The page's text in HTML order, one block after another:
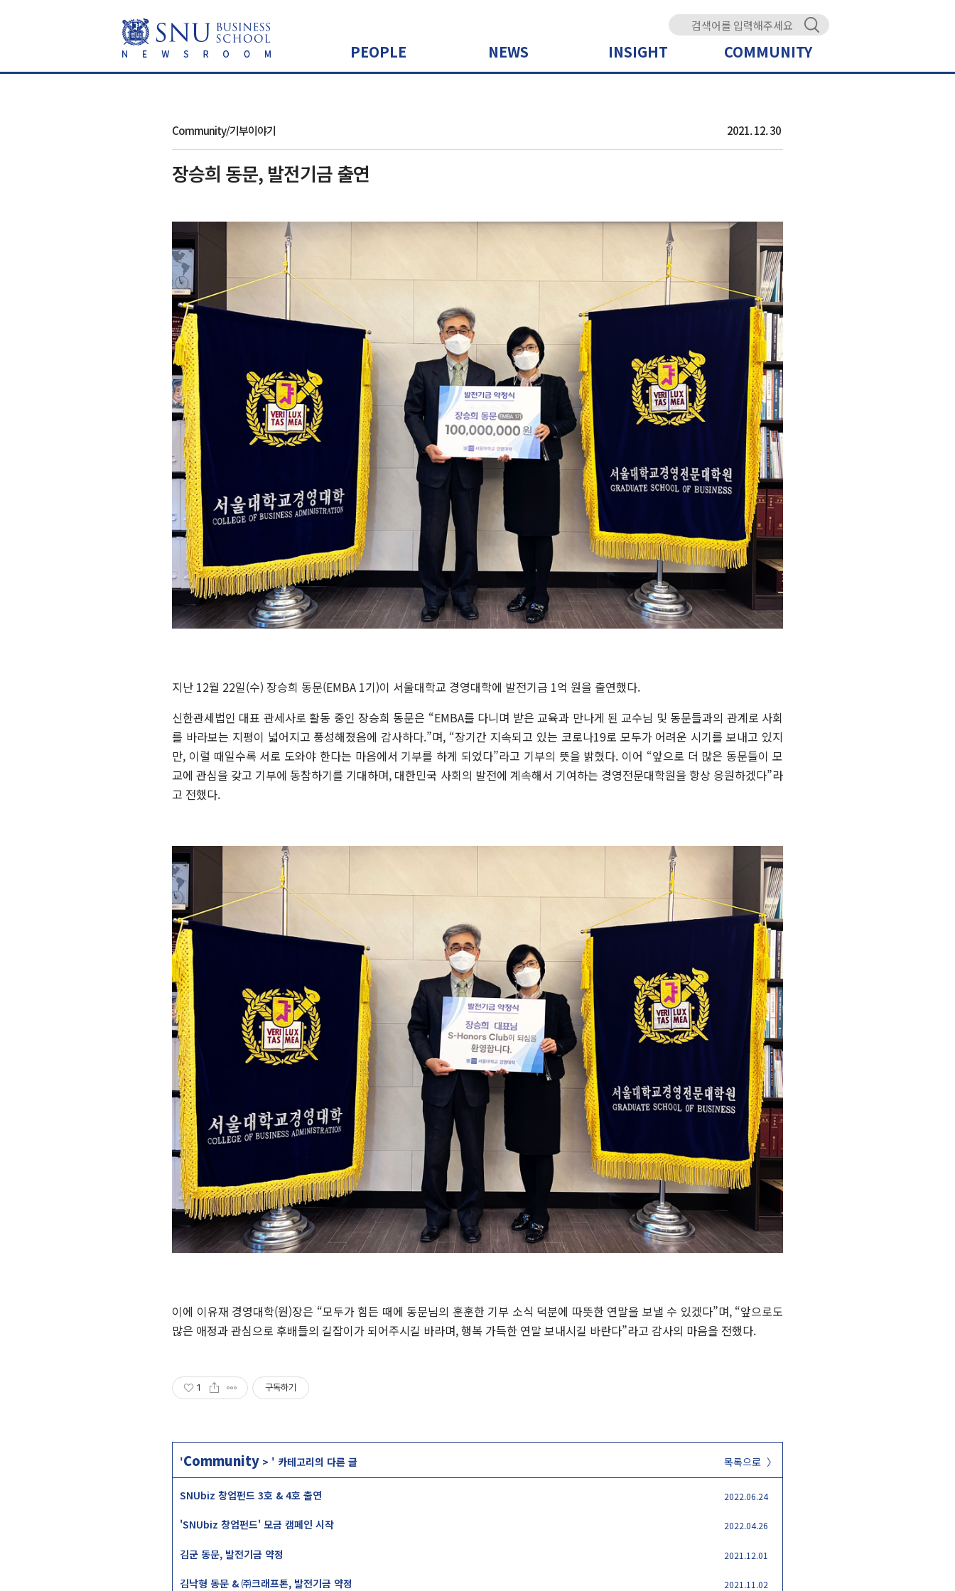
PEOPLE NEWS INSIGHT COMMUNITY
Community/기부이야기 2021. 12. 30
장승희 동문, 발전기금 출연
지난 12월 22일(수) 장승희 동문(EMBA 1기)이 서울대학교 경영대학에 발전기금 1억 원을 출연했다.
신한관세법인 대표 관세사로 활동 중인 장승희 동문은 “EMBA를 다니며 받은 교육과 만나게 된 교수님 및 동문들과의 관계로 사회
를 바라보는 지평이 넓어지고 풍성해졌음에 감사하다.”며, “장기간 지속되고 있는 코로나19로 모두가 어려운 시기를 보내고 있지
만, 이럴 때일수록 서로 도와야 한다는 마음에서 기부를 하게 되었다”라고 기부의 뜻을 밝혔다. 이어 “앞으로 더 많은 동문들이 모
교에 관심을 갖고 기부에 동참하기를 기대하며, 대한민국 사회의 발전에 계속해서 기여하는 경영전문대학원을 항상 응원하겠다”라
고 전했다.
이에 이유재 경영대학(원)장은 “모두가 힘든 때에 동문님의 훈훈한 기부 소식 덕분에 따뜻한 연말을 보낼 수 있겠다”며, “앞으로도
많은 애정과 관심으로 후배들의 길잡이가 되어주시길 바라며, 행복 가득한 연말 보내시길 바란다”라고 감사의 마음을 전했다.
1 구독하기
목록으로 〉
'Community > ' 카테고리의 다른 글
SNUbiz 창업펀드 3호 & 4호 출연 2022.06.24
'SNUbiz 창업펀드' 모금 캠페인 시작 2022.04.26
김군 동문, 발전기금 약정 2021.12.01
김낙형 동문 & ㈜크래프톤, 발전기금 약정 2021.11.02